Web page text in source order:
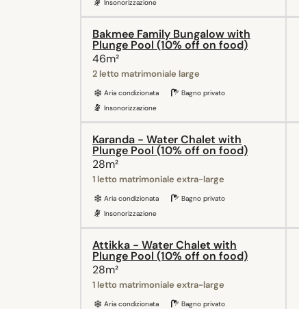
Insonorizzazione
Bakmee Family Bungalow with
Plunge Pool (10% off on food)
46m²
2 letto matrimoniale large
Aria condizionata
Bagno privato
Insonorizzazione
Karanda - Water Chalet with
Plunge Pool (10% off on food)
28m²
1 letto matrimoniale extra-large
Aria condizionata
Bagno privato
Insonorizzazione
Attikka - Water Chalet with
Plunge Pool (10% off on food)
28m²
1 letto matrimoniale extra-large
Aria condizionata
Bagno privato